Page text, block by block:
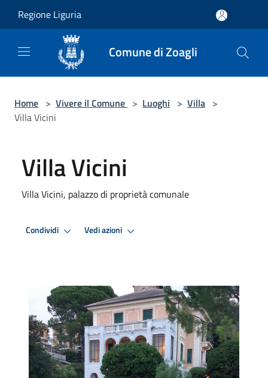
Regione Liguria
Comune di Zoagli
Home > Vivere il Comune > Luoghi > Villa >
Villa Vicini
Villa Vicini
Villa Vicini, palazzo di proprietà comunale
Condividi Vedi azioni